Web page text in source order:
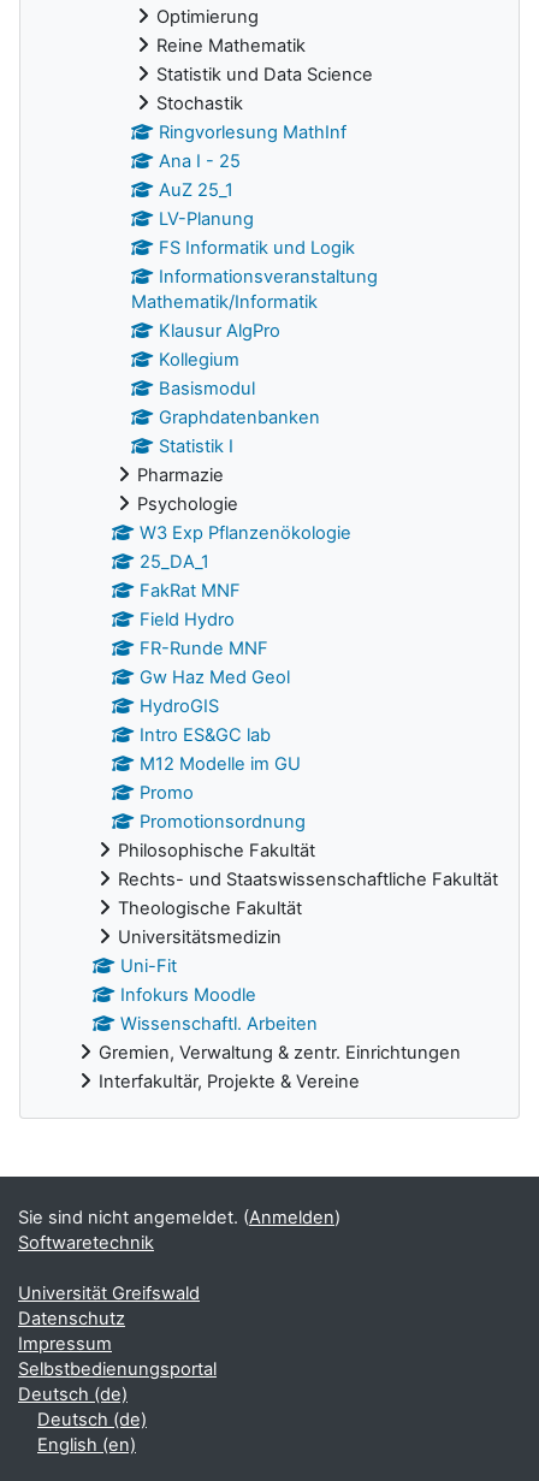
Optimierung
Reine Mathematik
Statistik und Data Science
Stochastik
Ringvorlesung MathInf
Ana I - 25
AuZ 25_1
LV-Planung
FS Informatik und Logik
Informationsveranstaltung
Mathematik/Informatik
Klausur AlgPro
Kollegium
Basismodul
Graphdatenbanken
Statistik I
Pharmazie
Psychologie
W3 Exp Pflanzenökologie
25_DA_1
FakRat MNF
Field Hydro
FR-Runde MNF
Gw Haz Med Geol
HydroGIS
Intro ES&GC lab
M12 Modelle im GU
Promo
Promotionsordnung
Philosophische Fakultät
Rechts- und Staatswissenschaftliche Fakultät
Theologische Fakultät
Universitätsmedizin
Uni-Fit
Infokurs Moodle
Wissenschaftl. Arbeiten
Gremien, Verwaltung & zentr. Einrichtungen
Interfakultär, Projekte & Vereine
Ergänzungsblöcke
Sie sind nicht angemeldet. (Anmelden)
Softwaretechnik
Universität Greifswald
Datenschutz
Impressum
Selbstbedienungsportal
Deutsch ‎(de)‎
Deutsch ‎(de)‎
English ‎(en)‎